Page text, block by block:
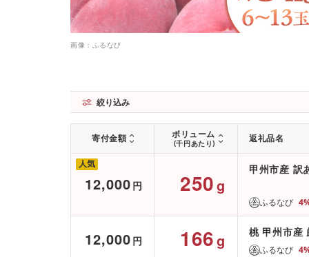
画像：ふるなび
絞り込み
寄付金額 ボリューム
(千円あたり) 返礼品名
12,000 円 250g
ふるなび
甲州市産 訳
人気
12,000 円 166g ふるなび
桃 甲州市産